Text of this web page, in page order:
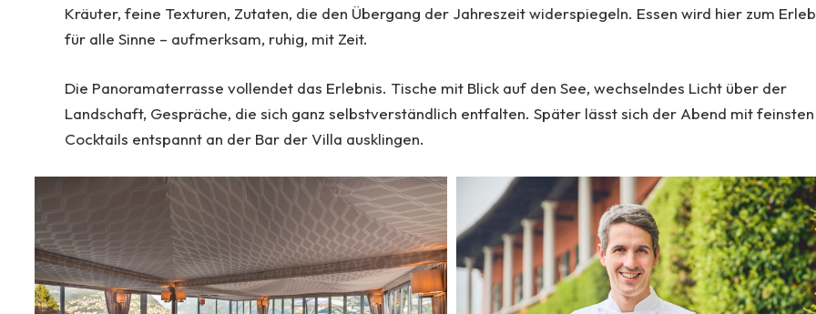
Kräuter, feine Texturen, Zutaten, die den Übergang der Jahreszeit widerspiegeln. Essen wird hier zum
für alle Sinne – aufmerksam, ruhig, mit Zeit.
Die Panoramaterrasse vollendet das Erlebnis. Tische mit Blick auf den See, wechselndes Licht über der
Landschaft, Gespräche, die sich ganz selbstverständlich entfalten. Später lässt sich der Abend mit feinsten
Cocktails entspannt an der Bar der Villa ausklingen.